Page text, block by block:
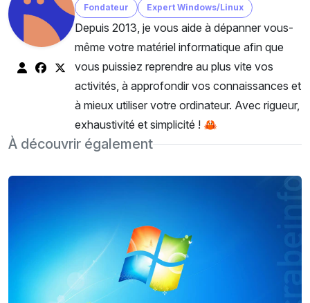
Fondateur Expert Windows/Linux
Depuis 2013, je vous aide à dépanner vous-
même votre matériel informatique afin que
vous puissiez reprendre au plus vite vos
activités, à approfondir vos connaissances et
à mieux utiliser votre ordinateur. Avec rigueur,
exhaustivité et simplicité ! 🦀
À découvrir également